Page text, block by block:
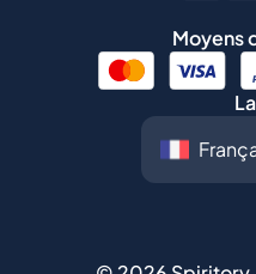
2026Spiritory.